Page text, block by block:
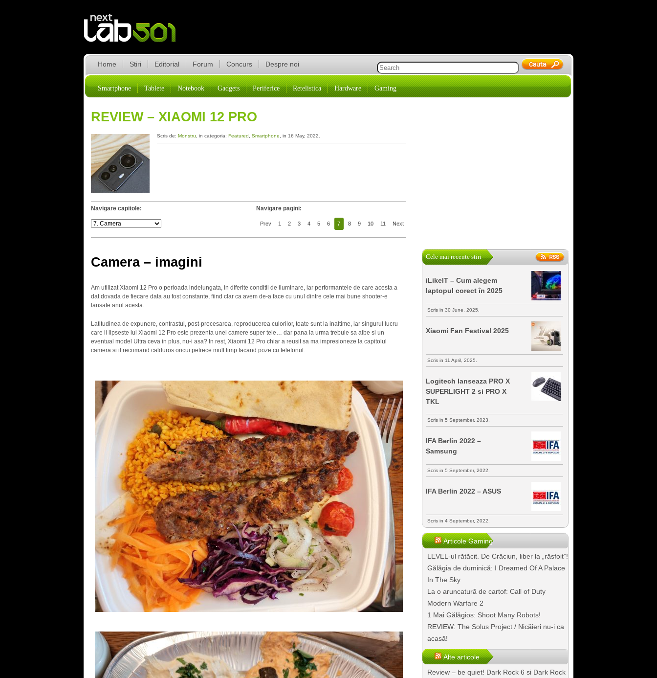
Home Stiri Editorial Forum Concurs Despre noi
Smartphone Tablete Notebook Gadgets Periferice Retelistica Hardware Gaming
REVIEW – XIAOMI 12 PRO
Scris de: Monstru , in categoria: Featured Smartphone , in 16 May, 2022.
Navigare capitole: Navigare pagini:
Prev 1 2 3 4 5 6 7 8 9 10 11 Next
Camera – imagini
Am utilizat Xiaomi 12 Pro o perioada indelungata, in diferite conditii de iluminare, iar performantele de care acesta a
dat dovada de fiecare data au fost constante, fiind clar ca avem de-a face cu unul dintre cele mai bune shooter-e
lansate anul acesta.
Latitudinea de expunere, contrastul, post-procesarea, reproducerea culorilor, toate sunt la inaltime, iar singurul lucru
care ii lipseste lui Xiaomi 12 Pro este prezenta unei camere super tele… dar pana la urma trebuie sa aibe si un
eventual model Ultra ceva in plus, nu-i asa? In rest, Xiaomi 12 Pro chiar a reusit sa ma impresioneze la capitolul
camera si il recomand calduros oricui petrece mult timp facand poze cu telefonul.
Cele mai recente stiri
iLikeIT – Cum alegem
laptopul corect în 2025
Scris in 30 June, 2025.
Xiaomi Fan Festival 2025
Scris in 11 April, 2025.
Logitech lanseaza PRO X
SUPERLIGHT 2 si PRO X
TKL
Scris in 5 September, 2023.
IFA Berlin 2022 –
Samsung
Scris in 5 September, 2022.
IFA Berlin 2022 – ASUS
Scris in 4 September, 2022.
Articole Gaming
LEVEL-ul rătăcit. De Crăciun, liber la „răsfoit”!
Gălăgia de duminică: I Dreamed Of A Palace
In The Sky
La o aruncatură de cartof: Call of Duty
Modern Warfare 2
1 Mai Gălăgios: Shoot Many Robots!
REVIEW: The Solus Project / Nicăieri nu-i ca
acasă!
Alte articole
Review – be quiet! Dark Rock 6 si Dark Rock